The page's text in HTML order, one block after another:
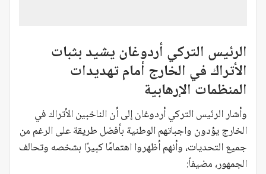
الرئيس التركي أردوغان يشيد بثبات
الأتراك في الخارج أمام تهديدات
المنظمات الإرهابية
وأشار الرئيس التركي أردوغان إلى أن الناخبين الأتراك في
الخارج يؤدون واجباتهم الوطنية بأفضل طريقة على الرغم من
جميع التحديات، وأنهم أظهروا اهتمامًا كبيرًا بشخصه وتحالف
الجمهور، مضيفاً: